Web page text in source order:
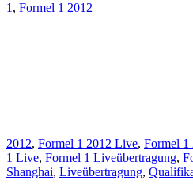
1 , Formel 1 2012
2012, Formel 1 2012 Live, Formel 1
1 Live, Formel 1 Liveübertragung,
Shanghai, Liveübertragung,